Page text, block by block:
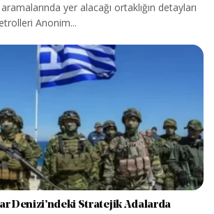
yer alacağı ortaklığın detayları
Anonim...
Denizi’ndeki Stratejik Adalarda